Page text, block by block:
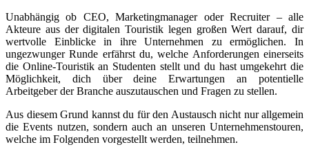
Unabhängig ob CEO, Marketingmanager oder Recruiter – alle
Akteure aus der digitalen Touristik legen großen Wert darauf, dir
wertvolle Einblicke in ihre Unternehmen zu ermöglichen. In
ungezwunger Runde erfährst du, welche Anforderungen einerseits
die Online-Touristik an Studenten stellt und du hast umgekehrt die
Möglichkeit, dich über deine Erwartungen an potentielle
Arbeitgeber der Branche auszutauschen und Fragen zu stellen.
Aus diesem Grund kannst du für den Austausch nicht nur allgemein
die Events nutzen, sondern auch an unseren Unternehmenstouren,
welche im Folgenden vorgestellt werden, teilnehmen.